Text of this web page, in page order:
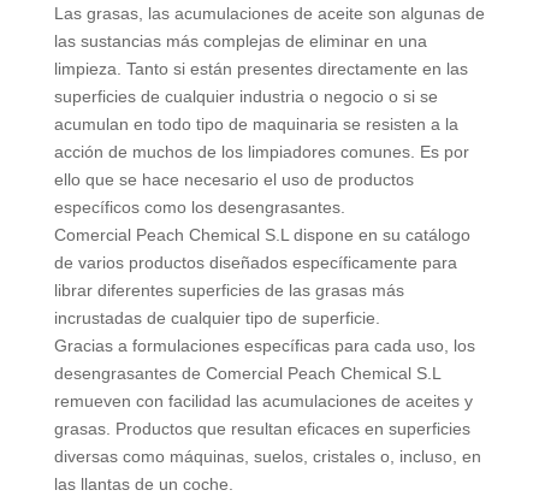
Las grasas, las acumulaciones de aceite son algunas de
las sustancias más complejas de eliminar en una
limpieza. Tanto si están presentes directamente en las
superficies de cualquier industria o negocio o si se
acumulan en todo tipo de maquinaria se resisten a la
acción de muchos de los limpiadores comunes. Es por
ello que se hace necesario el uso de productos
específicos como los desengrasantes.
Comercial Peach Chemical S.L dispone en su catálogo
de varios productos diseñados específicamente para
librar diferentes superficies de las grasas más
incrustadas de cualquier tipo de superficie.
Gracias a formulaciones específicas para cada uso, los
desengrasantes de Comercial Peach Chemical S.L
remueven con facilidad las acumulaciones de aceites y
grasas. Productos que resultan eficaces en superficies
diversas como máquinas, suelos, cristales o, incluso, en
las llantas de un coche.